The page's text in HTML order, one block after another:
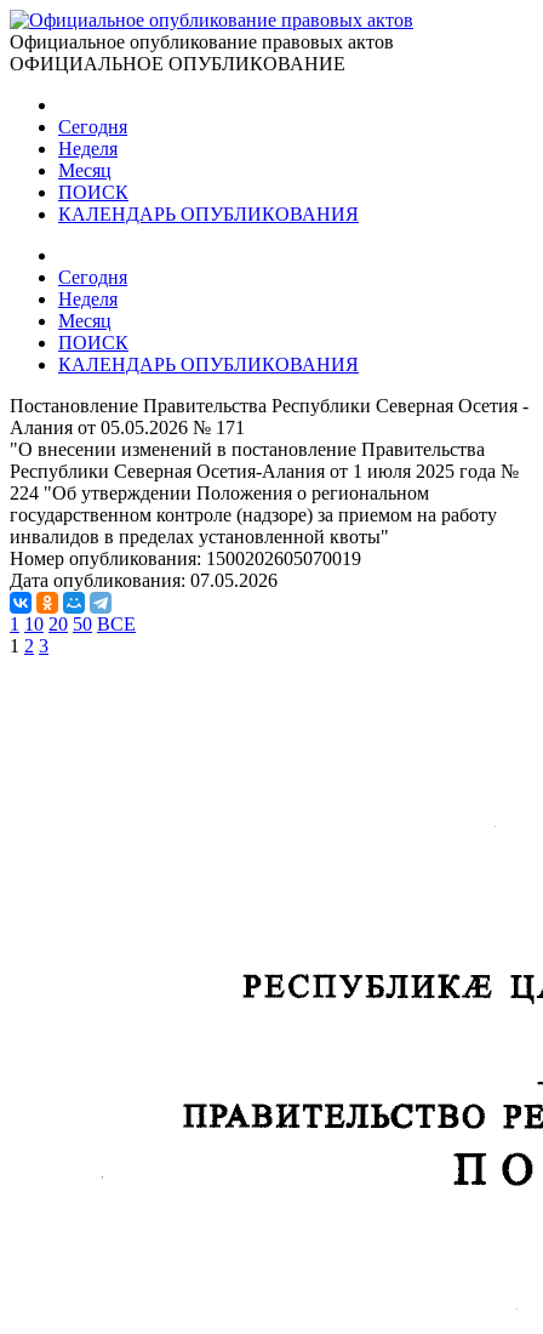
Официальное опубликование правовых актов
ОФИЦИАЛЬНОЕ ОПУБЛИКОВАНИЕ
Сегодня
Неделя
Месяц
ПОИСК
КАЛЕНДАРЬ ОПУБЛИКОВАНИЯ
Сегодня
Неделя
Месяц
ПОИСК
КАЛЕНДАРЬ ОПУБЛИКОВАНИЯ
Постановление Правительства Республики Северная Осетия -
Алания от 05.05.2026 № 171
"О внесении изменений в постановление Правительства
Республики Северная Осетия-Алания от 1 июля 2025 года №
224 "Об утверждении Положения о региональном
государственном контроле (надзоре) за приемом на работу
инвалидов в пределах установленной квоты"
Номер опубликования: 1500202605070019
Дата опубликования: 07.05.2026
1 10 20 50 ВСЕ
1 2 3